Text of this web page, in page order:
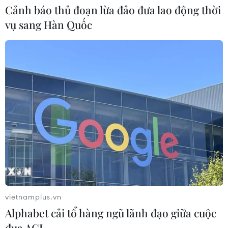
06/08/2026 09:03
Giá vàng tăng phiên thứ tư liên tiếp, chạm mức cao
06/08/2026 08:36
Xăng dầu trong nước đồng loạt giảm, E10RON95-
III xuống còn 22.324 đồng/lít
06/08/2026 08:07
Cà Mau triển khai đợt cao điểm chống khai thác
IUU
Cảnh báo thủ đoạn lừa đảo đưa lao động thời
vụ sang Hàn Quốc
vietnamplus.vn
Alphabet cải tổ hàng ngũ lãnh đạo giữa cuộc